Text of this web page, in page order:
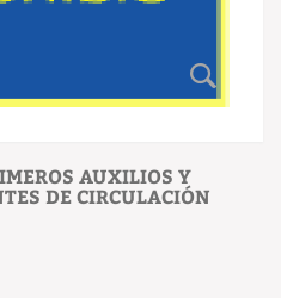
AUXILIOS Y
DE CIRCULACIÓN